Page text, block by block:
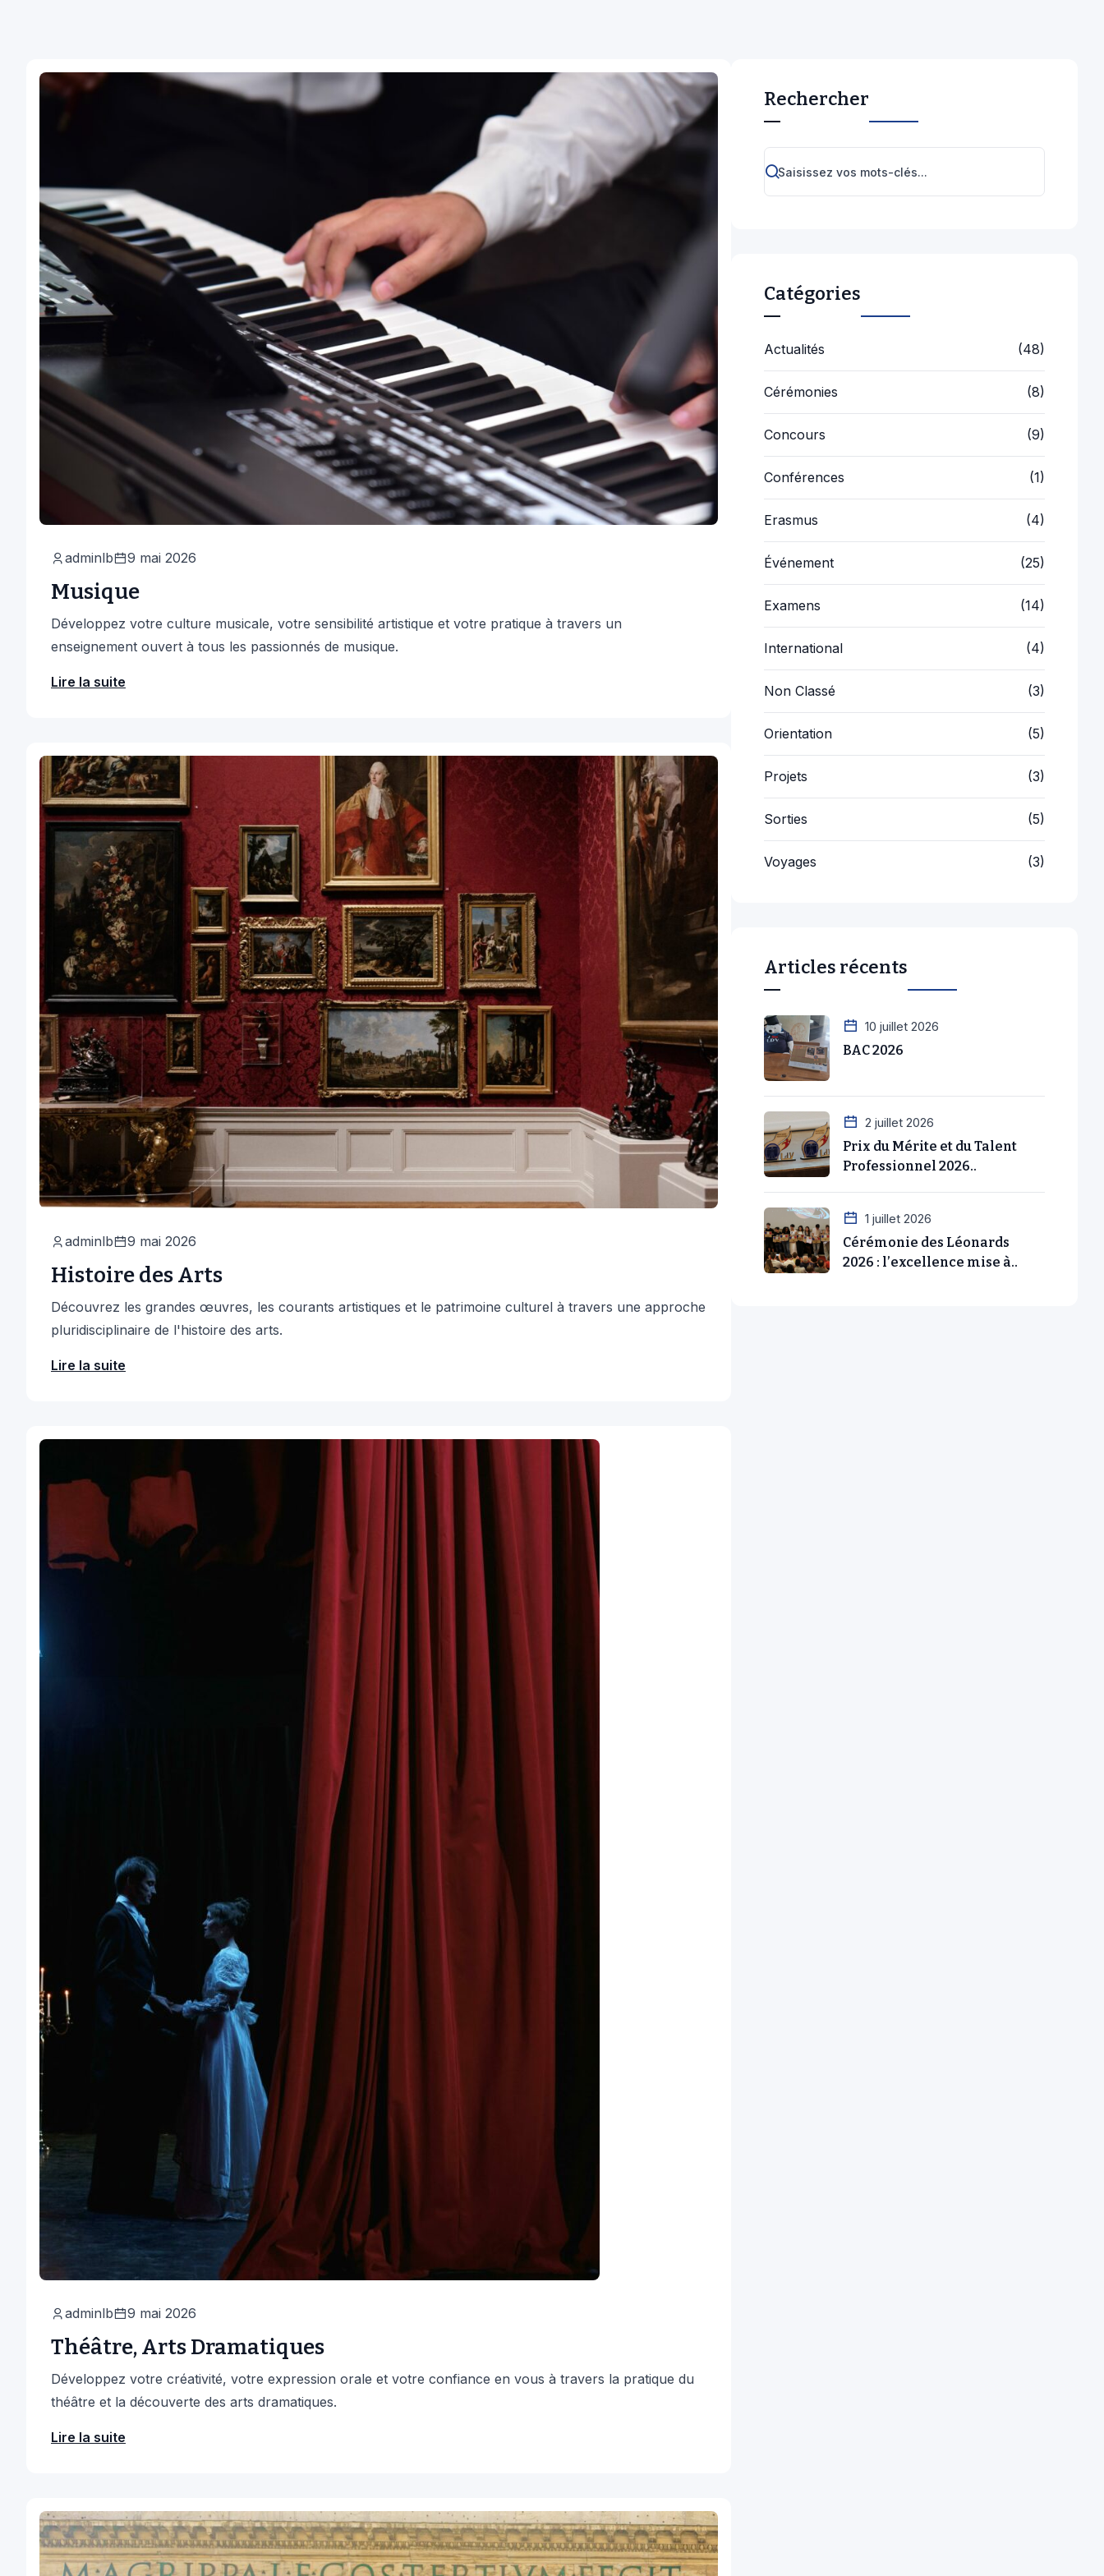
adminlb 9 mai 2026
Musique
Développez votre culture musicale, votre sensibilité artistique et votre pratique à travers un
enseignement ouvert à tous les passionnés de musique.
Lire la suite
adminlb 9 mai 2026
Histoire des Arts
Découvrez les grandes œuvres, les courants artistiques et le patrimoine culturel à travers une approche
pluridisciplinaire de l'histoire des arts.
Lire la suite
adminlb 9 mai 2026
Théâtre, Arts Dramatiques
Développez votre créativité, votre expression orale et votre confiance en vous à travers la pratique du
théâtre et la découverte des arts dramatiques.
Lire la suite
Rechercher
Catégories
Actualités (48)
Cérémonies (8)
Concours (9)
Conférences (1)
Erasmus (4)
Événement (25)
Examens (14)
International (4)
Non Classé (3)
Orientation (5)
Projets (3)
Sorties (5)
Voyages (3)
Articles récents
10 juillet 2026
BAC 2026
2 juillet 2026
Prix du Mérite et du Talent
Professionnel 2026..
1 juillet 2026
Cérémonie des Léonards
2026 : l’excellence mise à..